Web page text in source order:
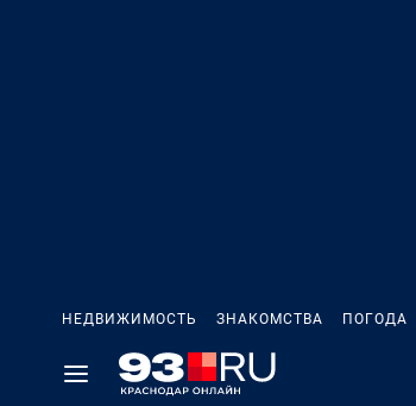
НЕДВИЖИМОСТЬ ЗНАКОМСТВА ПОГОДА